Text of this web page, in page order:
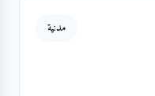
مدنية